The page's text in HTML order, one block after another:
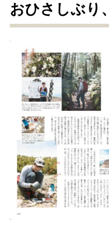
おひさしぶり